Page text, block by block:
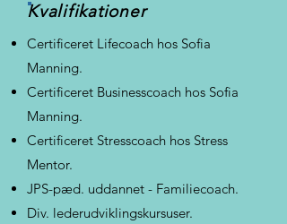
Kvalifikationer
Certificeret Lifecoach hos Sofia
Manning.
Certificeret Businesscoach hos Sofia
Manning.
Certificeret Stresscoach hos Stress
Mentor.
JPS-pæd. uddannet - Familiecoach.
Div. lederudviklingskursuser.